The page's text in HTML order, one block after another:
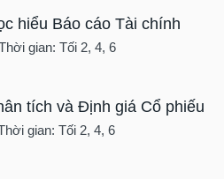
hiểu Báo cáo Tài chính
gian: Tối 2, 4, 6
tích và Định giá Cổ phiếu
gian: Tối 2, 4, 6